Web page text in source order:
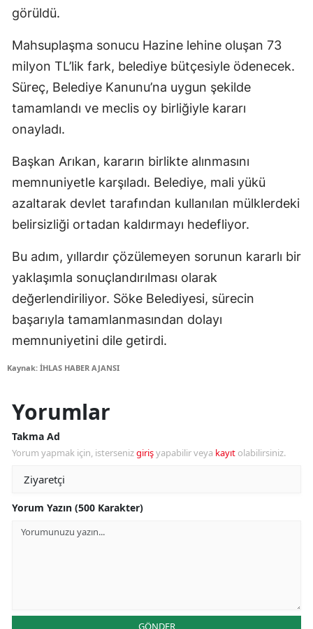
görüldü.
Mahsuplaşma sonucu Hazine lehine oluşan 73
milyon TL’lik fark, belediye bütçesiyle ödenecek.
Süreç, Belediye Kanunu’na uygun şekilde
tamamlandı ve meclis oy birliğiyle kararı
onayladı.
Başkan Arıkan, kararın birlikte alınmasını
memnuniyetle karşıladı. Belediye, mali yükü
azaltarak devlet tarafından kullanılan mülklerdeki
belirsizliği ortadan kaldırmayı hedefliyor.
Bu adım, yıllardır çözülemeyen sorunun kararlı bir
yaklaşımla sonuçlandırılması olarak
değerlendiriliyor. Söke Belediyesi, sürecin
başarıyla tamamlanmasından dolayı
memnuniyetini dile getirdi.
Kaynak: İHLAS HABER AJANSI
Yorumlar
Takma Ad
Yorum yapmak için, istersenizgirişyapabilir veya kayıt olabilirsiniz.
Yorum Yazın (500 Karakter)
GÖNDER